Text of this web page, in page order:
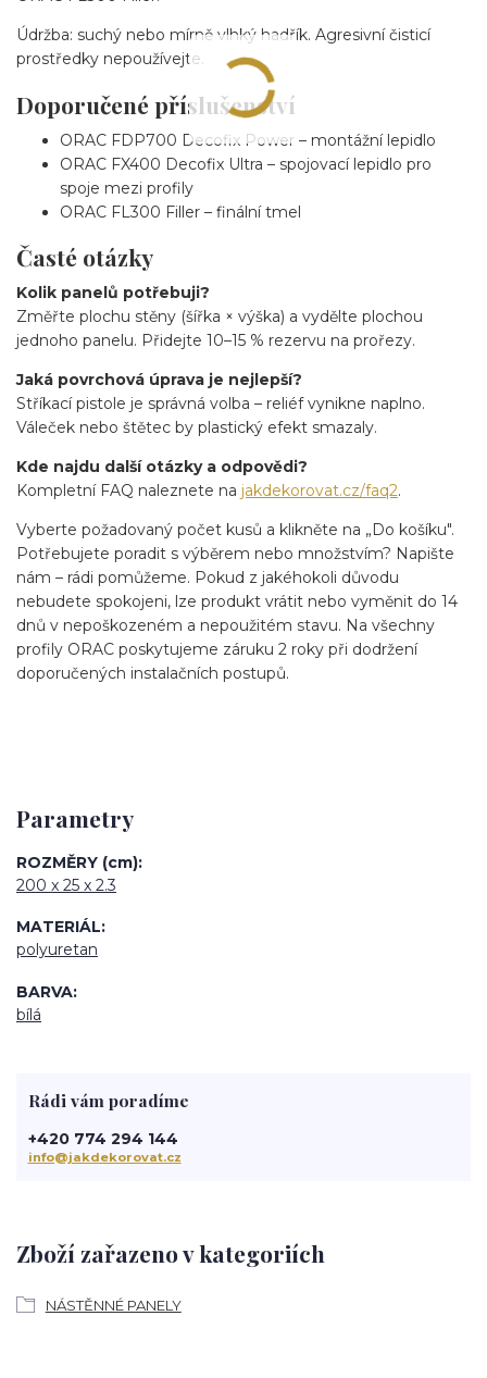
Údržba: suchý nebo mírně vlhký hadřík. Agresivní čisticí
prostředky nepoužívejte.
Doporučené příslušenství
ORAC FDP700 Decofix Power – montážní lepidlo
ORAC FX400 Decofix Ultra – spojovací lepidlo pro
spoje mezi profily
ORAC FL300 Filler – finální tmel
Časté otázky
Kolik panelů potřebuji?
Změřte plochu stěny (šířka × výška) a vydělte plochou
jednoho panelu. Přidejte 10–15 % rezervu na prořezy.
Jaká povrchová úprava je nejlepší?
Stříkací pistole je správná volba – reliéf vynikne naplno.
Váleček nebo štětec by plastický efekt smazaly.
Kde najdu další otázky a odpovědi?
Kompletní FAQ naleznete na jakdekorovat.cz/faq2.
Vyberte požadovaný počet kusů a klikněte na „Do košíku".
Potřebujete poradit s výběrem nebo množstvím? Napište
nám – rádi pomůžeme. Pokud z jakéhokoli důvodu
nebudete spokojeni, lze produkt vrátit nebo vyměnit do 14
dnů v nepoškozeném a nepoužitém stavu. Na všechny
profily ORAC poskytujeme záruku 2 roky při dodržení
doporučených instalačních postupů.
Parametry
ROZMĚRY (cm)
200 x 25 x 2.3
MATERIÁL
polyuretan
BARVA
bílá
Zboží zařazeno v kategoriích
NÁSTĚNNÉ PANELY
Rádi vám poradíme
+420 774 294 144
info@jakdekorovat.cz